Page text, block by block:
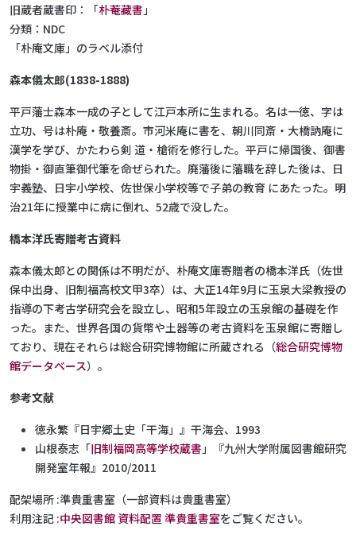
旧蔵者蔵書印：「朴菴藏書」
分類：NDC
「朴庵文庫」のラベル添付
森本儀太郎(1838-1888)
平戸藩士森本一成の子として江戸本所に生まれる。名は一徳、字は
立功、号は朴庵・敬養斎。市河米庵に書を、朝川同斎・大橋訥庵に
漢学を学び、かたわら剣 道・槍術を修行した。平戸に帰国後、御書
物掛・御直筆御代筆を命ぜられた。廃藩後に藩職を辞した後は、日
宇義塾、日宇小学校、佐世保小学校等で子弟の教育 にあたった。明
治21年に授業中に病に倒れ、52歳で没した。
橋本洋氏寄贈考古資料
森本儀太郎との関係は不明だが、朴庵文庫寄贈者の橋本洋氏（佐世
保中出身、旧制福高校文甲3卒）は、大正14年9月に玉泉大梁教授の
指導の下考古学研究会を設立し、昭和5年設立の玉泉館の基礎を作
った。また、世界各国の貨幣や土器等の考古資料を玉泉館に寄贈し
ており、現在それらは総合研究博物館に所蔵される（総合研究博物
館データベース）。
参考文献
徳永繁『日宇郷土史「干海」』干海会、1993
山根泰志「旧制福岡高等学校蔵書」『九州大学附属図書館研究
開発室年報』2010/2011
配架場所 準貴重書室（一部資料は貴重書室）
利用注記 中央図書館 資料配置 準貴重書室をご覧ください。